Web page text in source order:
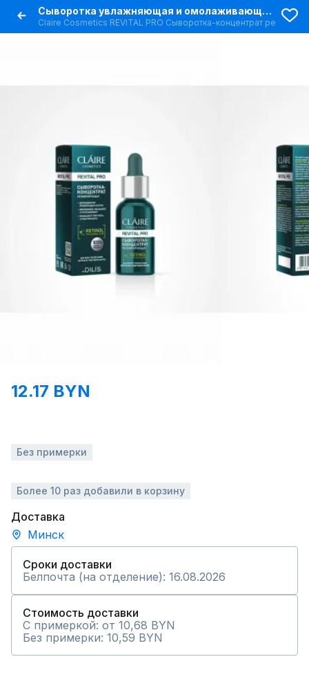
Сыворотка увлажняющая и омолаживающая с ретинолом
Claire Cosmetics REVITAL PRO Сыворотка-концентрат
12.17 BYN
Без примерки
Более 10 раз добавили в корзину
Доставка
Минск
Сроки доставки
Белпочта (на отделение): 16.08.2026
Стоимость доставки
С примеркой: от 10,68 BYN
Без примерки: 10,59 BYN